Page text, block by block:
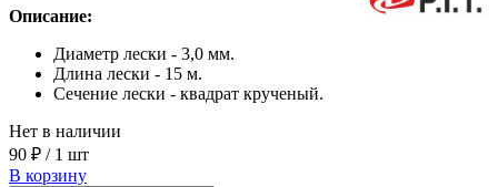
Описание:
Диаметр лески - 3,0 мм.
Длина лески - 15 м.
Сечение лески - квадрат крученый.
Нет в наличии
90 ₽ / 1 шт
В корзину